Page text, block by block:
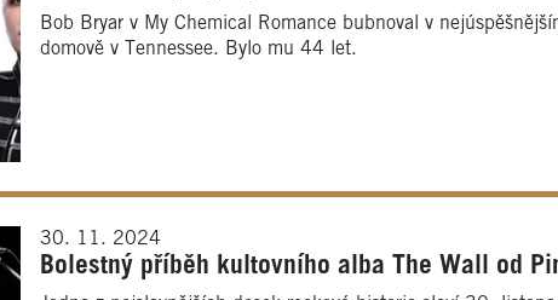
Bob Bryar v My Chemical Romance bubnoval v
domově v Tennessee. Bylo mu 44 let.
30. 11. 2024
Bolestný příběh kultovního alba The Wall od